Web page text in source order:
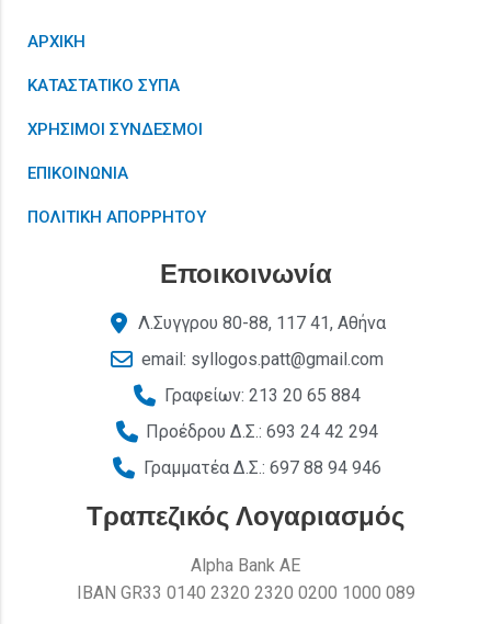
ΑΡΧΙΚΗ
ΚΑΤΑΣΤΑΤΙΚΟ ΣΥΠΑ
ΧΡΗΣΙΜΟΙ ΣΥΝΔΕΣΜΟΙ
ΕΠΙΚΟΙΝΩΝΙΑ
ΠΟΛΙΤΙΚΗ ΑΠΟΡΡΗΤΟΥ
Εποικοινωνία
Λ.Συγγρου 80-88, 117 41, Αθήνα
email: syllogos.patt@gmail.com
Γραφείων: 213 20 65 884
Προέδρου Δ.Σ.: 693 24 42 294
Γραμματέα Δ.Σ.: 697 88 94 946
Τραπεζικός Λογαριασμός
Alpha Bank AE
ΙΒΑΝ GR33 0140 2320 2320 0200 1000 089